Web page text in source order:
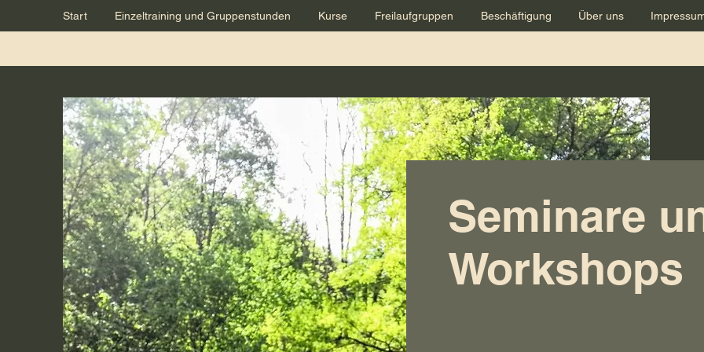
Start Einzeltraining und Gruppenstunden Kurse Freilaufgruppen Beschäftigung Über uns
Seminare
Workshops